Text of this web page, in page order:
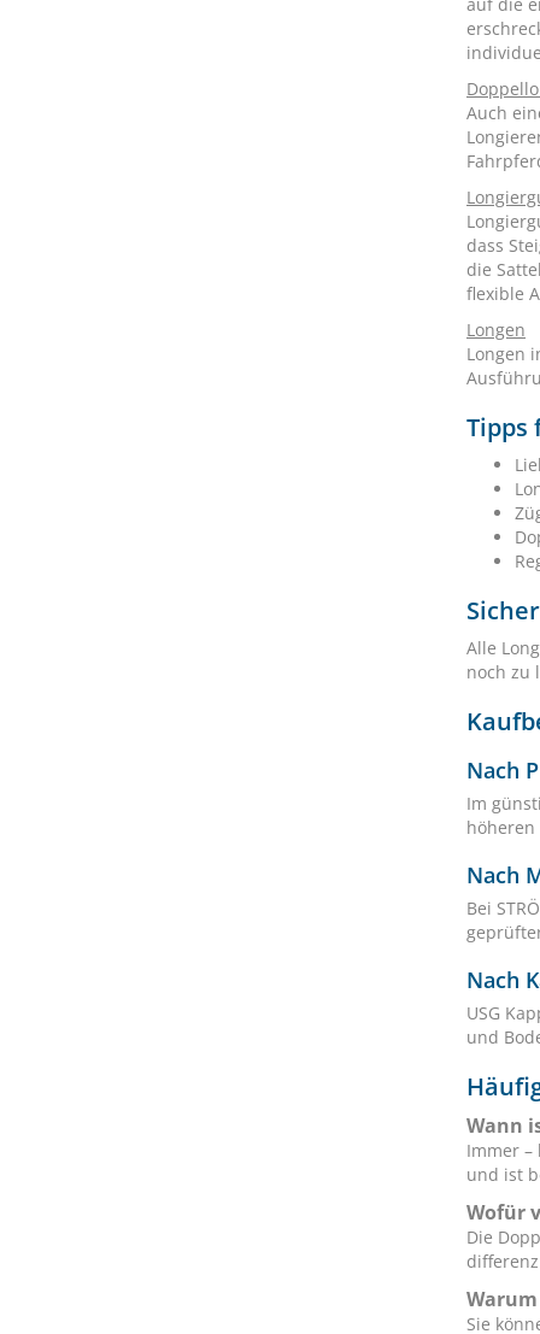
Auch
dass
die
flexible
Longen
Longen
Tipps
Alle
noch zu
Nach
Im
Nach
Bei
Nach
USG
und
Wann
Immer
und ist
Wofür
Die
Sie